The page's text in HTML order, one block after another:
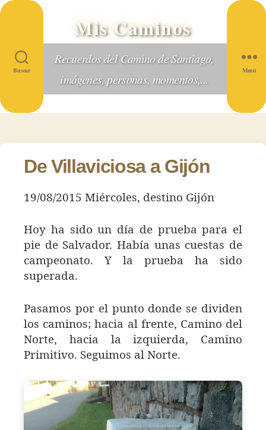
Buscar
Mis Caminos
Recuerdos del Camino de Santiago,
imágenes, personas, momentos,...
Menú
De Villaviciosa a Gijón
19/08/2015 Miércoles, destino Gijón
Hoy ha sido un día de prueba para el
pie de Salvador. Había unas cuestas de
campeonato. Y la prueba ha sido
superada.
Pasamos por el punto donde se dividen
los caminos; hacia al frente, Camino del
Norte, hacia la izquierda, Camino
Primitivo. Seguimos al Norte.